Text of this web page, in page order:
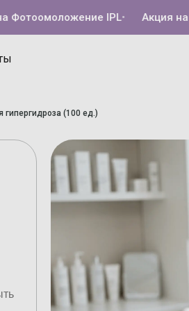
IPL• Акция на
гипергидроза (100 ед.)